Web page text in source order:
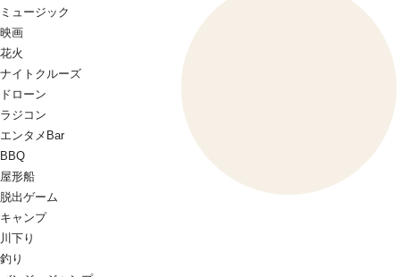
ミュージック
映画
花火
ナイトクルーズ
ドローン
ラジコン
エンタメBar
BBQ
屋形船
脱出ゲーム
キャンプ
川下り
釣り